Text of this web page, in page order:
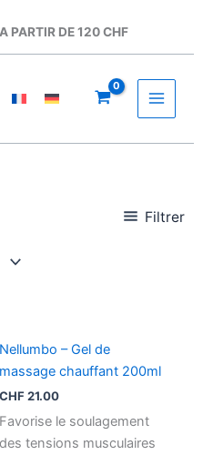
PARTIR DE 120 CHF
Filtrer
Nellumbo – Gel de
massage chauffant 200ml
CHF21.00
Favorise le soulagement
des tensions musculaires